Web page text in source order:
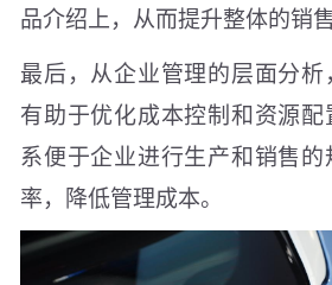
品介绍上，从而提升整体的销售
最后，从企业管理的层面分
有助于优化成本控制和资源
系便于企业进行生产和销售
率，降低管理成本。